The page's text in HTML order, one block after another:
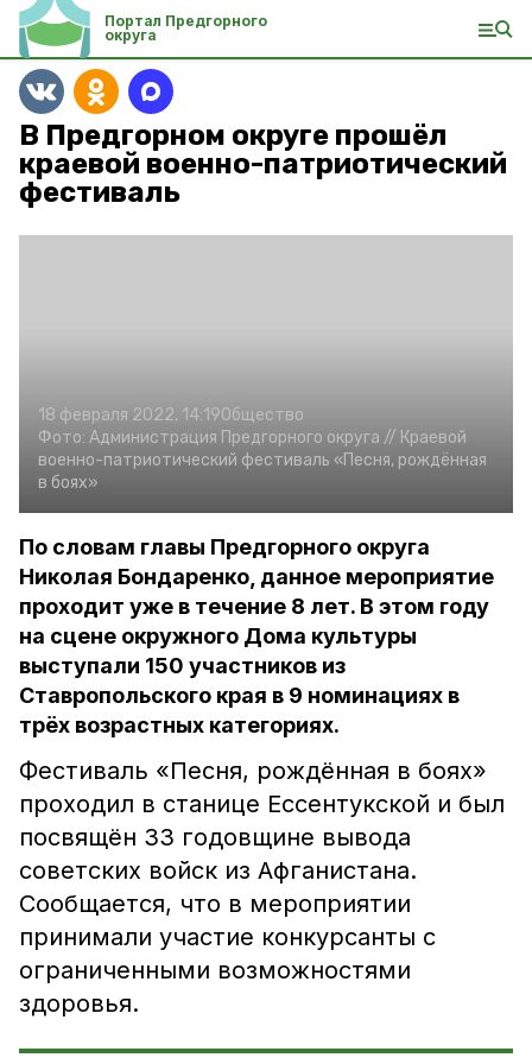
Портал Предгорного
округа
В Предгорном округе прошёл
краевой военно-патриотический
фестиваль
18 февраля 2022, 14:19Общество
Фото: Администрация Предгорного округа // Краевой
военно-патриотический фестиваль «Песня, рождённая
в боях»
По словам главы Предгорного округа
Николая Бондаренко, данное мероприятие
проходит уже в течение 8 лет. В этом году
на сцене окружного Дома культуры
выступали 150 участников из
Ставропольского края в 9 номинациях в
трёх возрастных категориях.
Фестиваль «Песня, рождённая в боях»
проходил в станице Ессентукской и был
посвящён 33 годовщине вывода
советских войск из Афганистана.
Сообщается, что в мероприятии
принимали участие конкурсанты с
ограниченными возможностями
здоровья.